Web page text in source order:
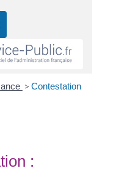
> Contestation
: